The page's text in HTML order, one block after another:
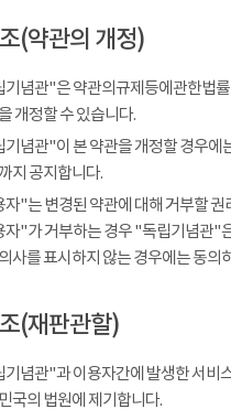
(약관의 개정)
기념관"은 약관의규제등에관한법
개정할 수 있습니다.
념관"이 본 약관을 개정할 경우에
지 공지합니다.
"는 변경된 약관에 대해 거부할
"가 거부하는 경우 "독립기념관"
사를 표시하지 않는 경우에는 동의
(재판관할)
념관"과 이용자간에 발생한 서비
국의 법원에 제기합니다.